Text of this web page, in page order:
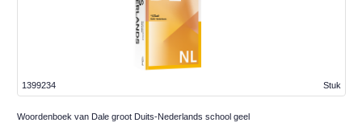
Stuk
1399234
Woordenboek van Dale groot Duits-Nederlands school geel